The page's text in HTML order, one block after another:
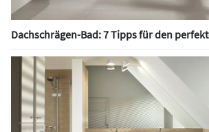
Dachschrägen-Bad: 7 Tipps für den